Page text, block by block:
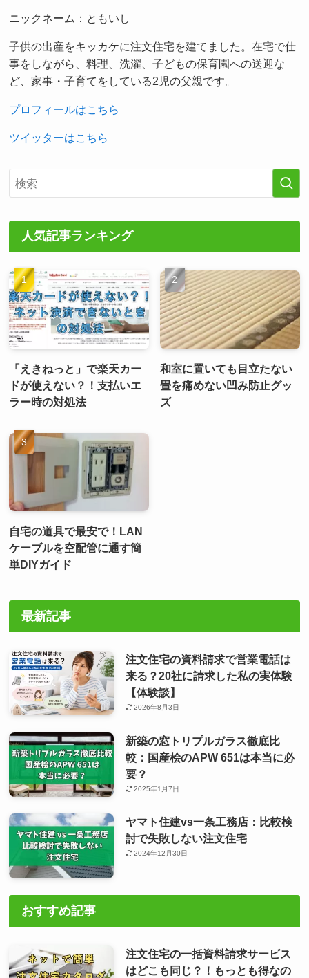
ニックネーム：ともいし
子供の出産をキッカケに注文住宅を建てました。在宅で仕
事をしながら、料理、洗濯、子どもの保育園への送迎な
ど、家事・子育てをしている2児の父親です。
プロフィールはこちら
ツイッターはこちら
人気記事ランキング
「えきねっと」で楽天カー
ドが使えない？！支払いエ
ラー時の対処法
和室に置いても目立たない
畳を痛めない凹み防止グッ
ズ
自宅の道具で最安で！LAN
ケーブルを空配管に通す簡
単DIYガイド
最新記事
注文住宅の資料請求で営業電話は
来る？20社に請求した私の実体験
【体験談】
2026年8月3日
新築の窓トリプルガラス徹底比
較：国産桧のAPW 651は本当に必
要？
2025年1月7日
ヤマト住建vs一条工務店：比較検
討で失敗しない注文住宅
2024年12月30日
おすすめ記事
注文住宅の一括資料請求サービス
はどこも同じ？！もっとも得なの